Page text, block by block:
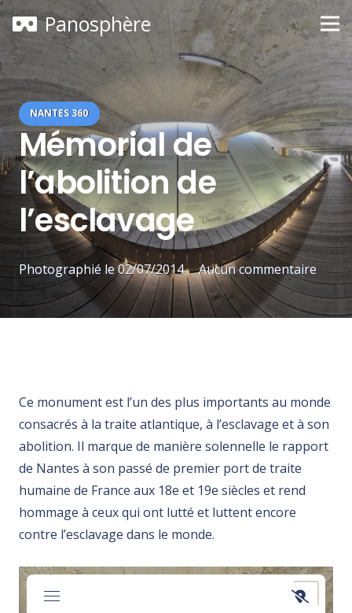
Panosphère
NANTES 360
Mémorial de
l’abolition de
l’esclavage
Photographié le02/07/2014 Aucun commentaire
Ce monument est l’un des plus importants au monde
consacrés à la traite atlantique, à l’esclavage et à son
abolition. Il marque de manière solennelle le rapport
de Nantes à son passé de premier port de traite
humaine de France aux 18e et 19e siècles et rend
hommage à ceux qui ont lutté et luttent encore
contre l’esclavage dans le monde.